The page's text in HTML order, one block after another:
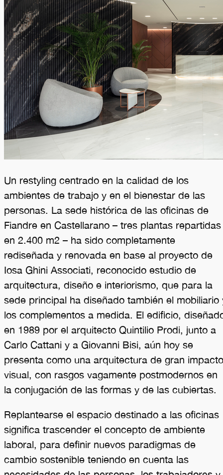
Un restyling centrado en la calidad de los
ambientes de trabajo y en el bienestar de las
personas. La sede histórica de las oficinas de
Fiandre en Castellarano – tres plantas repartidas
en 2.400 m2 – ha sido completamente
rediseñada y renovada en base al proyecto de
Iosa Ghini Associati, reconocido estudio de
arquitectura, diseño e interiorismo, que para la
sede principal ha diseñado también el mobiliario
los complementos a medida. El edificio,
en 1989 por el arquitecto Quintilio Prodi, junto a
Carlo Cattani y a Giovanni Bisi, aún hoy se
presenta como una arquitectura de gran impacto
visual, con rasgos vagamente postmodernos en
la conjugación de las formas y de las cubiertas.
Replantearse el espacio destinado a las oficinas
significa trascender el concepto de ambiente
laboral, para definir nuevos paradigmas de
cambio sostenible teniendo en cuenta las